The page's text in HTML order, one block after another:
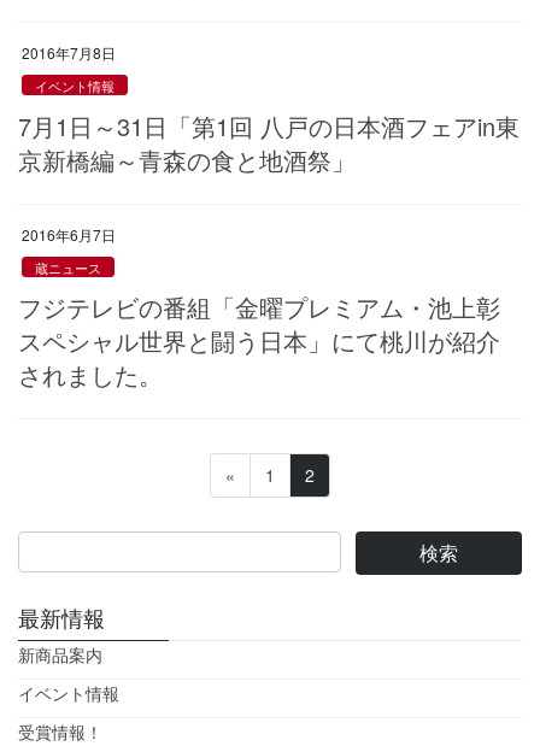
2016年7月8日
イベント情報
7月1日～31日「第1回 八戸の日本酒フェアin東
京新橋編～青森の食と地酒祭」
2016年6月7日
蔵ニュース
フジテレビの番組「金曜プレミアム・池上彰
スペシャル世界と闘う日本」にて桃川が紹介
されました。
の
ペ
ー
ジ
送
り
«
固
定
ペ
1
固
定
ペ
2
最新情報
新商品案内
イベント情報
受賞情報！